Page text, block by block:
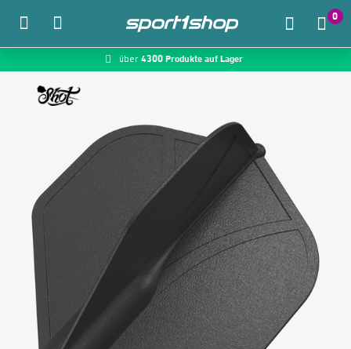
Zum Hauptinhalt springen
0
über 4300 Produkte auf Lager
McDart.de